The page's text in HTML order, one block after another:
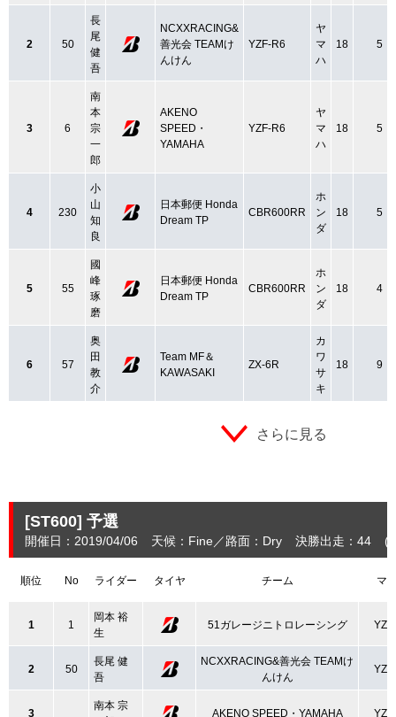
2 50
長
尾
健
吾
NCXXRACING&
善光会 TEAMけ
んけん
YZF-R6
ヤ
マ
ハ
18 5
3 6
南
本
宗
一
郎
AKENO
SPEED・
YAMAHA
YZF-R6
ヤ
マ
ハ
18 5
4 230
小
山
知
良
日本郵便 Honda
Dream TP
CBR600RR
ホ
ン
ダ
18 5
5 55
國
峰
琢
磨
日本郵便 Honda
Dream TP
CBR600RR
ホ
ン
ダ
18 4
6 57
奥
田
教
介
Team MF＆
KAWASAKI
ZX-6R
カ
ワ
サ
キ
18 9
さらに見る
[ST600] 予選
開催日：2019/04/06 天候：Fine 路面：Dry 決勝出走：44
順位 No ライダー タイヤ チーム マ
1 1
岡本 裕
生
51ガレージニトロレーシング
2 50
長尾 健
吾
NCXXRACING&善光会 TEAMけ
んけん
3
南本 宗
AKENO SPEED・YAMAHA